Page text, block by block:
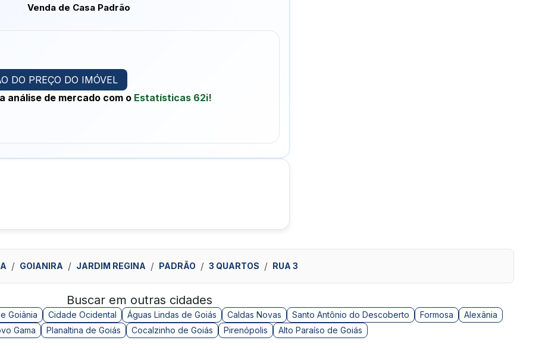
Venda de Casa Padrão
DO PREÇO DO IMÓVEL
análise de mercado com o Estatísticas 62i!
GOIANIRA JARDIM REGINA PADRÃO 3 QUARTOS RUA 3
Buscar em outras cidades
Goiânia Cidade Ocidental Águas Lindas de Goiás Caldas Novas Santo Antônio do Descoberto Formosa
Alexânia
Gama Planaltina de Goiás Cocalzinho de Goiás Pirenópolis Alto Paraíso de Goiás